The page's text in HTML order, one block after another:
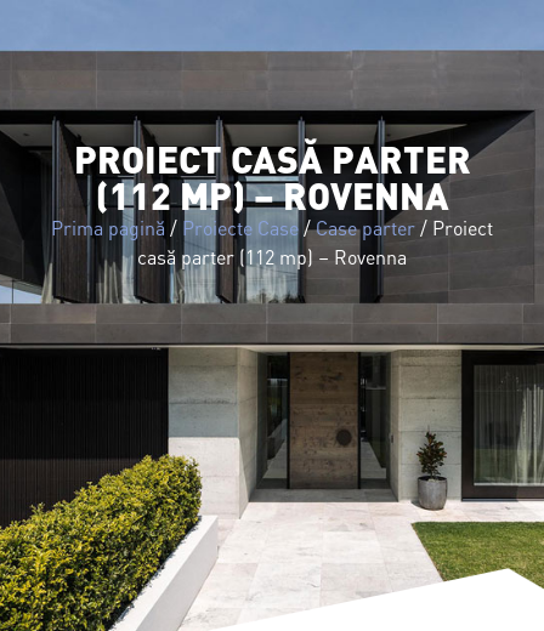
PROIECT CASĂ PARTER
(112 MP) – ROVENNA
Prima pagină / Proiecte Case/Case parter/ Proiect
casă parter (112 mp) – Rovenna